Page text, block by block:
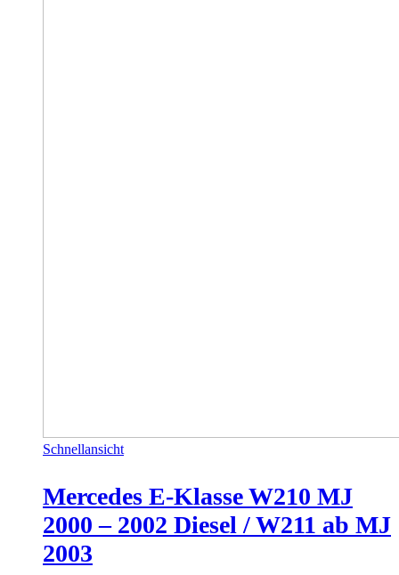
Schnellansicht
Mercedes E-Klasse W210 MJ
2000 – 2002 Diesel / W211 ab MJ
2003